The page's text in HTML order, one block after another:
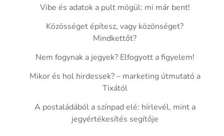
Vibe és adatok a pult mögül: mi már bent!
Közösséget építesz, vagy közönséget?
Mindkettőt?
Nem fogynak a jegyek? Elfogyott a figyelem!
Mikor és hol hirdessek? – marketing útmutató a
Tixától
A postaládából a színpad elé: hírlevél, mint a
jegyértékesítés segítője